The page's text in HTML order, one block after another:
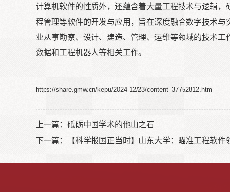
计算机软件的性质外，还蕴含着大量工程技术与逻辑
程管理等软件的开发与应用，旨在深度融合数字技术
业从事勘察、设计、建造、管理、运维等领域的技术
数据和工程机器人等相关工作。
https://share.gmw.cn/kepu/2024-12/23/content_37752812.htm
上一篇： 砥砺中国学术的他山之石
下一篇：
【科学报国正当时】山东大学：瞄准工程软